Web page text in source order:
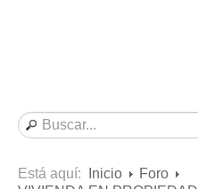
Contratos de Arrendamiento
De uso distinto al de vivienda
Está aquí: Inicio
Foro